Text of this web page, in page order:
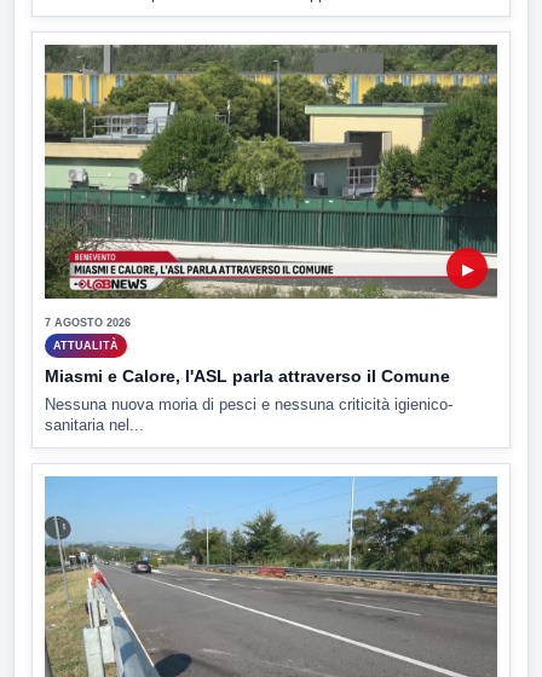
▶
7 AGOSTO 2026
ATTUALITÀ
Miasmi e Calore, l'ASL parla attraverso il Comune
Nessuna nuova moria di pesci e nessuna criticità igienico-
sanitaria nel...